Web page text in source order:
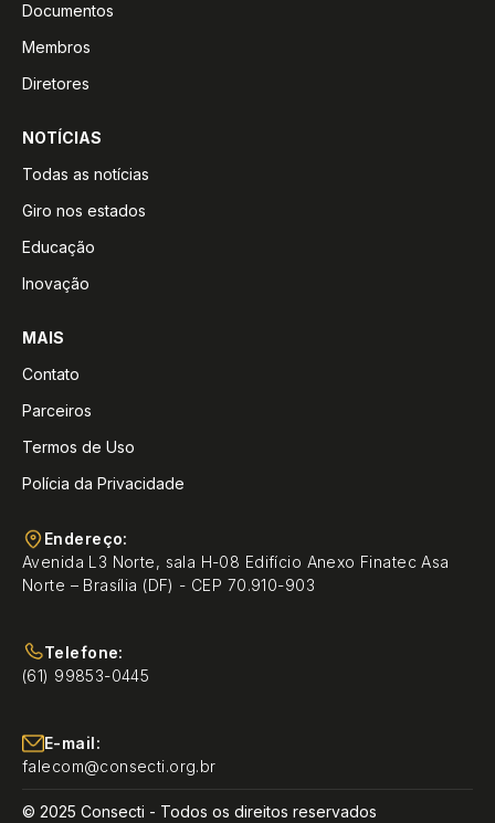
Documentos
Membros
Diretores
NOTÍCIAS
Todas as notícias
Giro nos estados
Educação
Inovação
MAIS
Contato
Parceiros
Termos de Uso
Polícia da Privacidade
Endereço:
Avenida L3 Norte, sala H-08 Edifício Anexo Finatec Asa
Norte – Brasília (DF) - CEP 70.910-903
Telefone:
(61) 99853-0445
E-mail:
falecom@consecti.org.br
© 2025 Consecti - Todos os direitos reservados